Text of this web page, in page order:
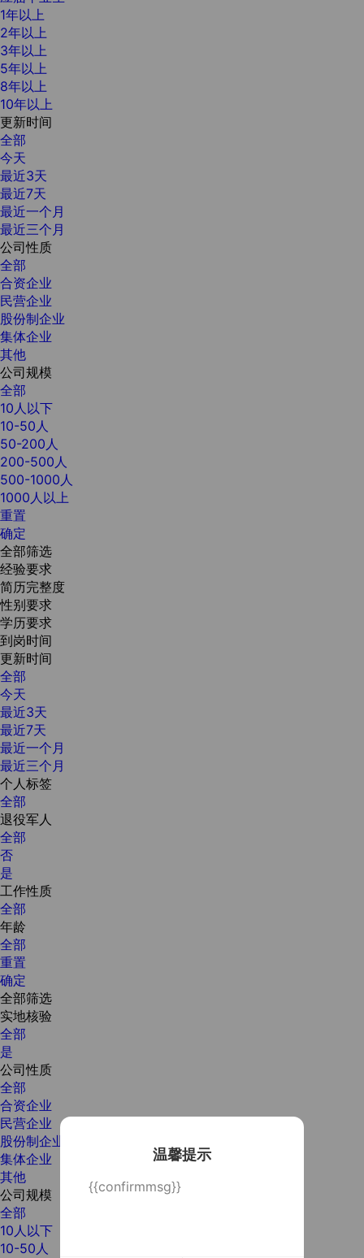
温馨提示
{{confirmmsg}}
1年以上
2年以上
3年以上
5年以上
8年以上
10年以上
更新时间
全部
今天
最近3天
最近7天
最近一个月
最近三个月
公司性质
全部
合资企业
民营企业
股份制企业
集体企业
其他
公司规模
全部
10人以下
10-50人
50-200人
200-500人
500-1000人
1000人以上
重置
确定
全部筛选
经验要求
简历完整度
性别要求
学历要求
到岗时间
更新时间
全部
今天
最近3天
最近7天
最近一个月
最近三个月
个人标签
全部
退役军人
全部
否
是
工作性质
全部
年龄
全部
重置
确定
全部筛选
实地核验
全部
是
公司性质
全部
合资企业
民营企业
股份制企业
集体企业
其他
公司规模
全部
10人以下
10-50人